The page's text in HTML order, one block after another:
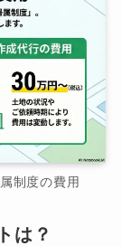
制度の費用
は？